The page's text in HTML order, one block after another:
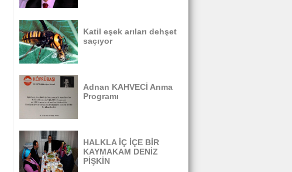
Katil eşek arıları dehşet
saçıyor
Adnan KAHVECİ Anma
Programı
HALKLA İÇ İÇE BİR
KAYMAKAM DENİZ
PİŞKİN